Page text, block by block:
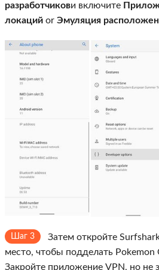
разработчикови включите
локаций or Эмуляция
Шаг 3
Затем откройте
место, чтобы подделать Pokemon
Закройте приложение VPN, но не